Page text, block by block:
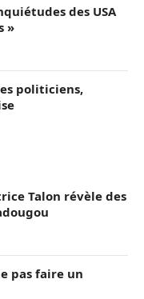
des USA
»
politiciens,
Talon révèle des
pas faire un